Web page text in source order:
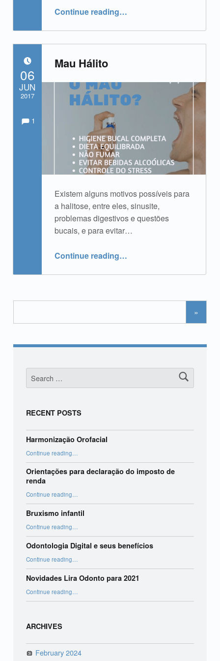
Continue reading…
Mau Hálito
Existem alguns motivos possíveis para
a halitose, entre eles, sinusite,
problemas digestivos e questões
bucais, e para evitar…
Continue reading…
06
JUN
2017
Written by: 1
»
Search for:
RECENT POSTS
Harmonização Orofacial
Continue reading …
Orientações para declaração do imposto de
renda
Continue reading“Orientações para declaração do imposto de renda”
…
Bruxismo infantil
Continue reading…
Odontologia Digital e seus benefícios
Continue reading“Odontologia Digital e seus benefícios”
…
Novidades Lira Odonto para 2021
Continue reading …
ARCHIVES
February 2024